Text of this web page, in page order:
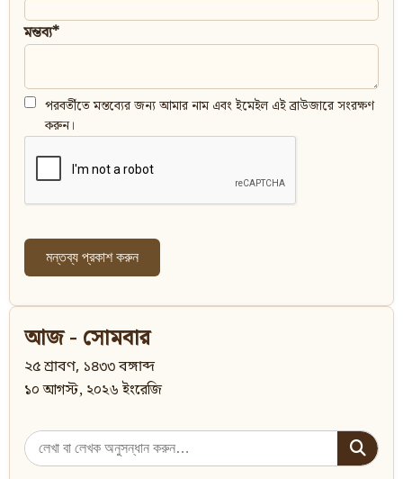
মন্তব্য*
পরবর্তীতে মন্তব্যের জন্য আমার নাম এবং ইমেইল এই ব্রাউজারে সংরক্ষণ
করুন।
আজ - সোমবার
২৫ শ্রাবণ, ১৪৩৩ বঙ্গাব্দ
১০ আগস্ট, ২০২৬ ইংরেজি
Search
for: